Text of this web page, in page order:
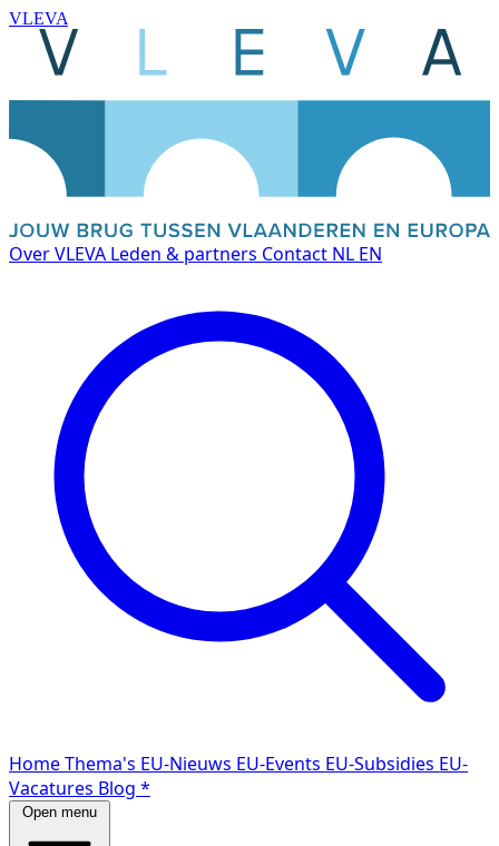
VLEVA
Over VLEVA Leden & partners Contact NL EN
HomeThema's EU-Nieuws EU-Events EU-Subsidies EU-
Vacatures Blog *
Open menu